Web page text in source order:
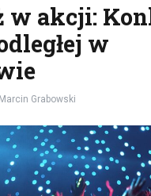
w akcji:
w
Marcin Grabowski